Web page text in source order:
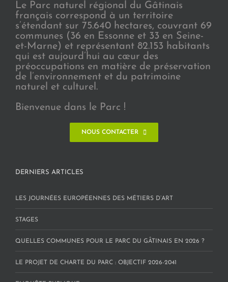
Le Parc naturel régional du Gâtinais
français correspond à un territoire
s’étendant sur 75.640 hectares, couvrant 69
communes (36 en Essonne et 33 en Seine-
et-Marne) et représentant 82.153 habitants
qui est aujourd’hui au cœur des
préoccupations en matière de préservation
de l’environnement et du patrimoine
naturel et culturel.
Bienvenue dans le Parc !
NOUS CONTACTER
DERNIERS ARTICLES
LES JOURNÉES EUROPÉENNES DES MÉTIERS D’ART
STAGES
QUELLES COMMUNES POUR LE PARC DU GÂTINAIS EN 2026 ?
LE PROJET DE CHARTE DU PARC : OBJECTIF 2026-2041